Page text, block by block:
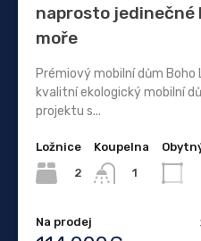
naprosto jedinečné
moře
Prémiový mobilní dům Boho
kvalitní ekologický mobilní
projektu s...
Ložnice
2
Koupelna
1
Na prodej